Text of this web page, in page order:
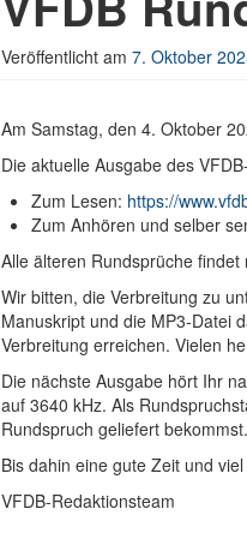
Veröffentlicht am 7. Oktober
Am Samstag, den 4. Oktober
Die aktuelle Ausgabe des
Zum Lesen: https://
Zum Anhören und selber
Alle älteren Rundsprüche findet
Wir bitten, die Verbreitung zu
Manuskript und die MP3-Datei
Verbreitung erreichen. Vielen
Die nächste Ausgabe hört Ihr
auf 3640 kHz. Als
Rundspruch geliefert bekommst.
Bis dahin eine gute Zeit und
VFDB-Redaktionsteam